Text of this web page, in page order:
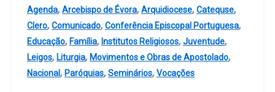
Agenda, Arcebispo de Évora, Arquidiocese, Catequse,
Clero, Comunicado, Conferência Episcopal Portuguesa,
Educação, Família, Institutos Religiosos, Juventude,
Leigos, Liturgia, Movimentos e Obras de Apostolado,
Nacional, Paróquias, Seminários, Vocações